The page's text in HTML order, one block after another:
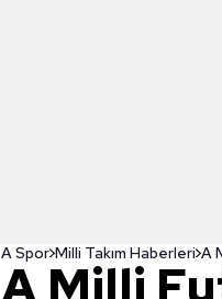
A Spor Milli Takım Haberleri
A Milli